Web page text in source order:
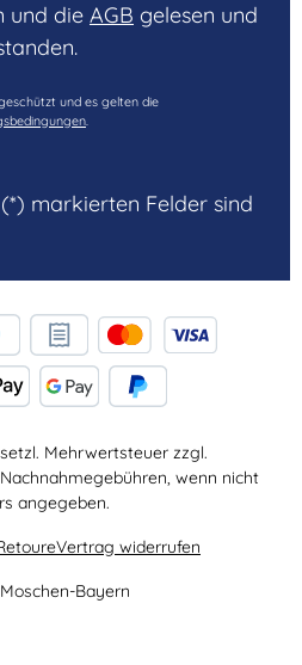
und die AGB gelesen und
und es gelten die
.
markierten Felder sind
Mehrwertsteuer zzgl.
wenn nicht
angegeben.
Bayern
Vertrag widerrufen